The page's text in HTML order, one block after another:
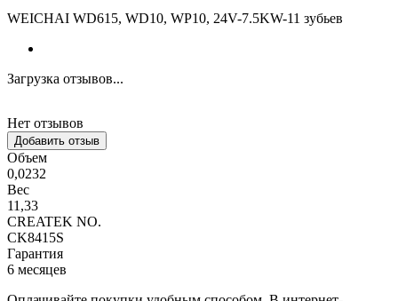
WEICHAI WD615, WD10, WP10, 24V-7.5KW-11 зубьев
Загрузка отзывов...
Нет отзывов
Добавить отзыв
Объем
0,0232
Вес
11,33
CREATEK NO.
CK8415S
Гарантия
6 месяцев